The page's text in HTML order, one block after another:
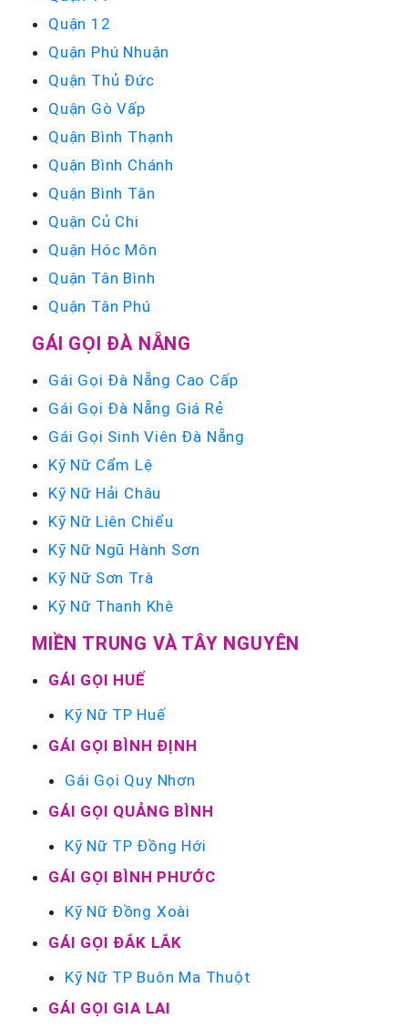
Quận 12
Quận Phú Nhuận
Quận Thủ Đức
Quận Gò Vấp
Quận Bình Thạnh
Quận Bình Chánh
Quận Bình Tân
Quận Củ Chi
Quận Hóc Môn
Quận Tân Bình
Quận Tân Phú
GÁI GỌI ĐÀ NẴNG
Gái Gọi Đà Nẵng Cao Cấp
Gái Gọi Đà Nẵng Giá Rẻ
Gái Gọi Sinh Viên Đà Nẵng
Kỹ Nữ Cẩm Lệ
Kỹ Nữ Hải Châu
Kỹ Nữ Liên Chiểu
Kỹ Nữ Ngũ Hành Sơn
Kỹ Nữ Sơn Trà
Kỹ Nữ Thanh Khê
MIỀN TRUNG VÀ TÂY NGUYÊN
GÁI GỌI HUẾ
Kỹ Nữ TP Huế
GÁI GỌI BÌNH ĐỊNH
Gái Gọi Quy Nhơn
GÁI GỌI QUẢNG BÌNH
Kỹ Nữ TP Đồng Hới
GÁI GỌI BÌNH PHƯỚC
Kỹ Nữ Đồng Xoài
GÁI GỌI ĐẮK LẮK
Kỹ Nữ TP Buôn Ma Thuột
GÁI GỌI GIA LAI